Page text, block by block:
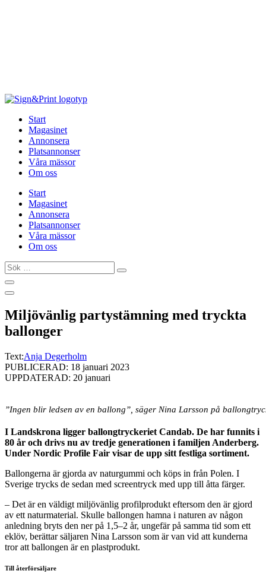
Start
Magasinet
Annonsera
Platsannonser
Våra mässor
Om oss
Start
Magasinet
Annonsera
Platsannonser
Våra mässor
Om oss
Sök
…
Miljövänlig partystämning med tryckta
ballonger
Text:Anja Degerholm
PUBLICERAD: 18 januari 2023
UPPDATERAD: 20 januari
”Ingen blir ledsen av en ballong”, säger Nina Larsson på
I Landskrona ligger ballongtryckeriet Candab. De har funnits i
80 år och drivs nu av tredje generationen i familjen Anderberg.
Under Nordic Profile Fair visar de upp sitt festliga sortiment.
Ballongerna är gjorda av naturgummi och köps in från Polen. I
Sverige trycks de sedan med screentryck med upp till åtta färger.
– Det är en väldigt miljövänlig profilprodukt eftersom den är gjord
av ett naturmaterial. Skulle ballongen hamna i naturen av någon
anledning bryts den ner på 1,5–2 år, ungefär på samma tid som ett
eklöv, berättar säljaren Nina Larsson som är van vid att kunderna
tror att ballongen är en plastprodukt.
Till återförsäljare